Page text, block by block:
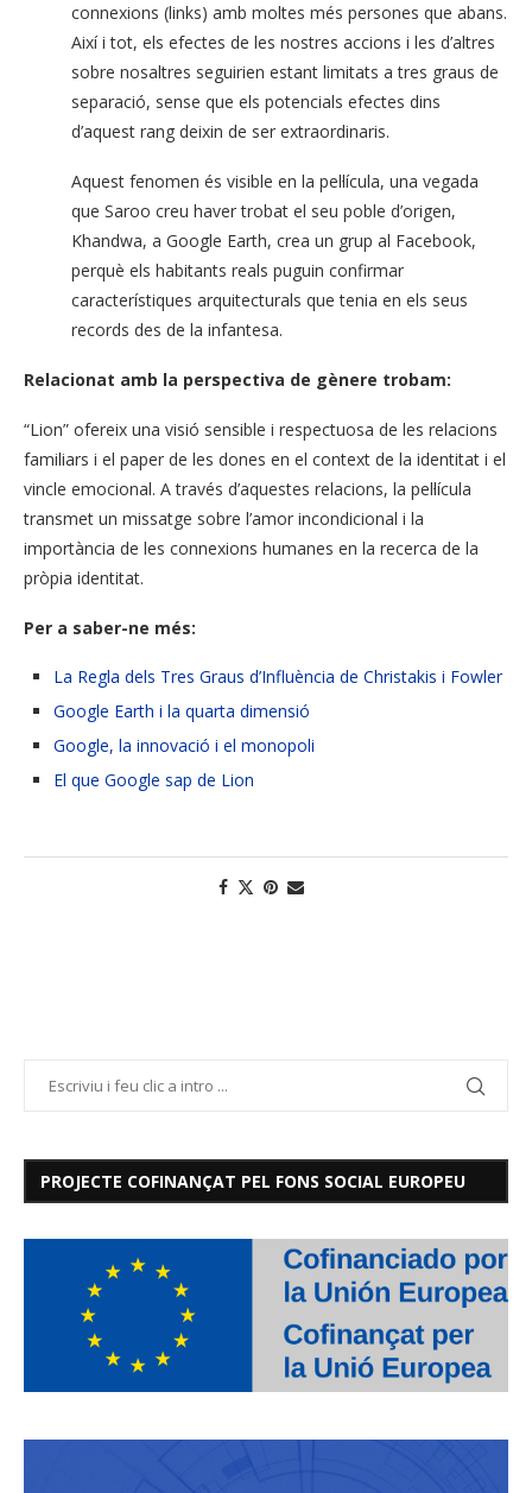
connexions (links) amb moltes més persones que abans.
Així i tot, els efectes de les nostres accions i les d’altres
sobre nosaltres seguirien estant limitats a tres graus de
separació, sense que els potencials efectes dins
d’aquest rang deixin de ser extraordinaris.
Aquest fenomen és visible en la pel·lícula, una vegada
que Saroo creu haver trobat el seu poble d’origen,
Khandwa, a Google Earth, crea un grup al Facebook,
perquè els habitants reals puguin confirmar
característiques arquitecturals que tenia en els seus
records des de la infantesa.
Relacionat amb la perspectiva de gènere trobam:
“Lion” ofereix una visió sensible i respectuosa de les relacions
familiars i el paper de les dones en el context de la identitat i el
vincle emocional. A través d’aquestes relacions, la pel·lícula
transmet un missatge sobre l’amor incondicional i la
importància de les connexions humanes en la recerca de la
pròpia identitat.
Per a saber-ne més:
La Regla dels Tres Graus d’Influència de Christakis i Fowler
Google Earth i la quarta dimensió
Google, la innovació i el monopoli
El que Google sap de Lion
PROJECTE COFINANÇAT PEL FONS SOCIAL EUROPEU